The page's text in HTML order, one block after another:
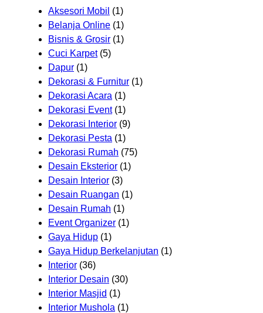
Aksesori Mobil (1)
Belanja Online (1)
Bisnis & Grosir (1)
Cuci Karpet(5)
Dapur (1)
Dekorasi & Furnitur (1)
Dekorasi Acara (1)
Dekorasi Event(1)
Dekorasi Interior (9)
Dekorasi Pesta (1)
Dekorasi Rumah (75)
Desain Eksterior (1)
Desain Interior (3)
Desain Ruangan (1)
Desain Rumah (1)
Event Organizer (1)
Gaya Hidup (1)
Gaya Hidup Berkelanjutan (1)
Interior (36)
Interior Desain (30)
Interior Masjid (1)
Interior Mushola (1)